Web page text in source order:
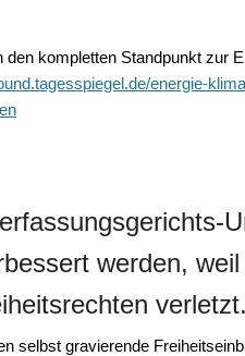
den kompletten Standpunkt zur
energie-
fassungsgerichts-
werden,
verletzt.
selbst gravierende